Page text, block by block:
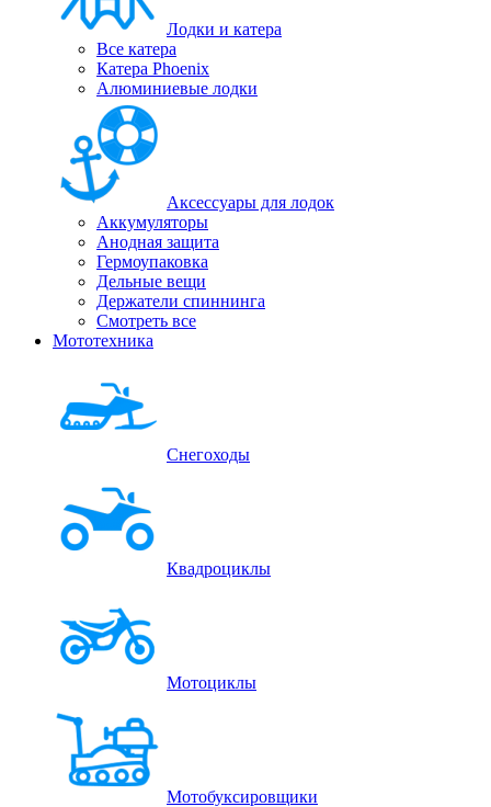
Лодки и катера
Все катера
Катера Phoenix
Алюминиевые лодки
Аксессуары для лодок
Аккумуляторы
Анодная защита
Гермоупаковка
Дельные вещи
Держатели спиннинга
Смотреть все
Мототехника
Снегоходы
Квадроциклы
Мотоциклы
Мотобуксировщики